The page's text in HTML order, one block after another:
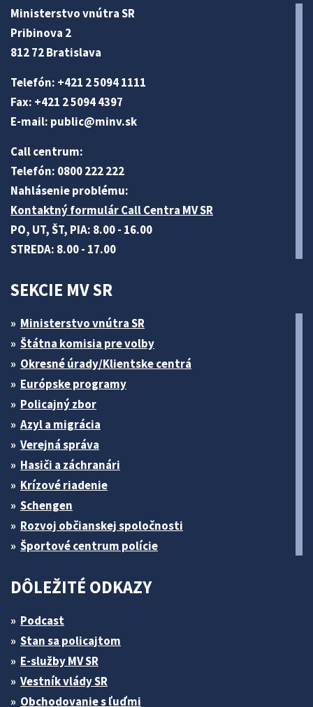
Ministerstvo vnútra SR
Pribinova 2
812 72 Bratislava
Telefón: +421 2 5094 1111
Fax: +421 2 5094 4397
E-mail: public@minv.sk
Call centrum:
Telefón: 0800 222 222
Nahlásenie problému:
Kontaktný formulár Call Centra MV SR
PO, UT, ŠT, PIA: 8.00 - 16.00
STREDA: 8.00 - 17.00
SEKCIE MV SR
Ministerstvo vnútra SR
Štátna komisia pre volby
Okresné úrady/Klientske centrá
Európske programy
Policajný zbor
Azyl a migrácia
Verejná správa
Hasiči a záchranári
Krízové riadenie
Schengen
Rozvoj občianskej spoločnosti
Športové centrum polície
DÔLEŽITÉ ODKAZY
Podcast
Stan sa policajtom
E-služby MV SR
Vestník vlády SR
Obchodovanie s ľuďmi